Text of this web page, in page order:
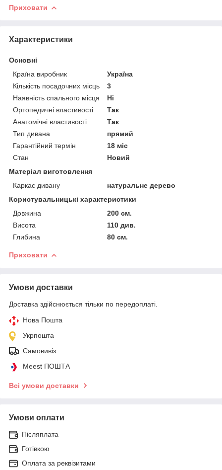
Приховати
Характеристики
Основні
Країна виробник
Україна
Кількість посадочних місць
3
Наявність спального місця
Ні
Ортопедичні властивості
Так
Анатомічні властивості
Так
Тип дивана
прямий
Гарантійний термін
18 міс
Стан
Новий
Матеріал виготовлення
Каркас дивану
натуральне дерево
Користувальницькі характеристики
Довжина
200 см.
Висота
110 див.
Глибина
80 см.
Приховати
Умови доставки
Доставка здійснюється тільки по передоплаті.
Нова Пошта
Укрпошта
Самовивіз
Meest ПОШТА
Всі умови доставки
Умови оплати
Післяплата
Готівкою
Оплата за реквізитами